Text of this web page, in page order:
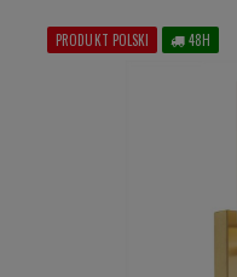
PRODUKT POLSKI 48H